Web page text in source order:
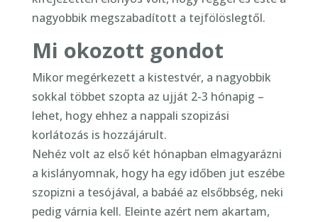
nagyobbik megszabadított a tejfölöslegtől.
Mi okozott gondot
Mikor megérkezett a kistestvér, a nagyobbik
sokkal többet szopta az ujját 2-3 hónapig –
lehet, hogy ehhez a nappali szopizási
korlátozás is hozzájárult.
Nehéz volt az első két hónapban elmagyarázni
a kislányomnak, hogy ha egy időben jut eszébe
szopizni a tesójával, a babáé az elsőbbség, neki
pedig várnia kell. Eleinte azért nem akartam,